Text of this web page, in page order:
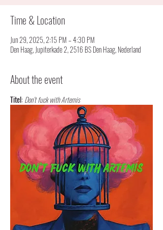
Time & Location
Jun 29, 2025, 2:15 PM – 4:30 PM
Den Haag, Jupiterkade 2, 2516 BS Den Haag, Nederland
About the event
Titel: Don’t fuck with Artemis